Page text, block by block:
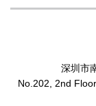
画，就在柏林墙倒
题，并创作出一个
30多年的创作后，
深圳市
No.202, 2nd